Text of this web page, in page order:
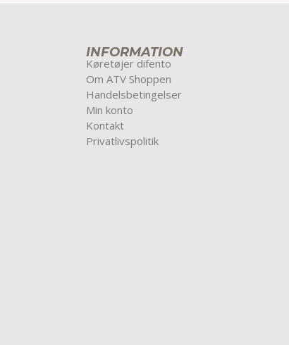
INFORMATION
Køretøjer difento
Om ATV Shoppen
Handelsbetingelser
Min konto
Kontakt
Privatlivspolitik